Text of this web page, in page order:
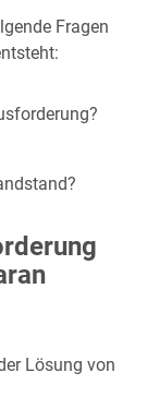
Fragen
Lösung von